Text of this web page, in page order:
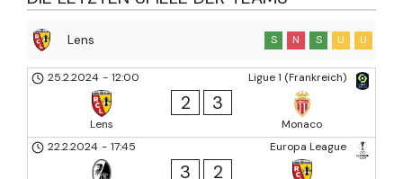
Lens S N S U U
Ligue 1 (Frankreich)
25.2.2024 - 12:00
Lens
2 3
Monaco
Europa League
22.2.2024 - 17:45
3 2